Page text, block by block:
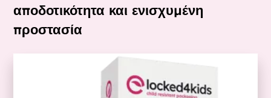
αποδοτικότητα και ενισχυμένη
προστασία